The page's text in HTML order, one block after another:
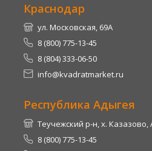
Краснодар
ул. Московская, 69А
8 (800) 775-13-45
8 (804) 333-06-50
info@kvadratmarket.ru
Республика Адыгея
Теучежский р-н, х.
8 (800) 775-13-45